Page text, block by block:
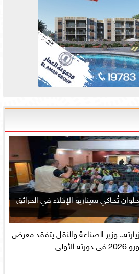
تُحاكي سيناريو الإخلاء في الحرائق
وزير الصناعة والنقل يتفقد معرض
الأولى